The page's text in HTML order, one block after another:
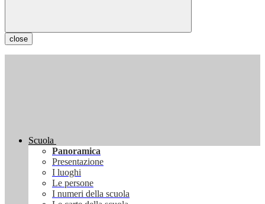
close
Scuola
Panoramica
Presentazione
I luoghi
Le persone
I numeri della scuola